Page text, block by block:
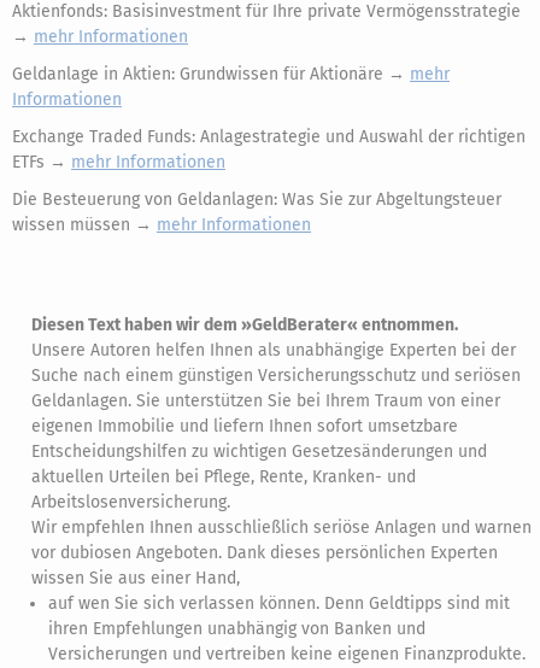
Aktienfonds: Basisinvestment für Ihre private Vermögensstrategie
→ mehr Informationen
Geldanlage in Aktien: Grundwissen für Aktionäre → mehr
Informationen
Exchange Traded Funds: Anlagestrategie und Auswahl der richtigen
ETFs → mehr Informationen
Die Besteuerung von Geldanlagen: Was Sie zur Abgeltungsteuer
wissen müssen → mehr Informationen
Diesen Text haben wir dem »GeldBerater« entnommen.
Unsere Autoren helfen Ihnen als unabhängige Experten bei der
Suche nach einem günstigen Versicherungsschutz und seriösen
Geldanlagen. Sie unterstützen Sie bei Ihrem Traum von einer
eigenen Immobilie und liefern Ihnen sofort umsetzbare
Entscheidungshilfen zu wichtigen Gesetzesänderungen und
aktuellen Urteilen bei Pflege, Rente, Kranken- und
Arbeitslosenversicherung.
Wir empfehlen Ihnen ausschließlich seriöse Anlagen und warnen
vor dubiosen Angeboten. Dank dieses persönlichen Experten
wissen Sie aus einer Hand,
auf wen Sie sich verlassen können. Denn Geldtipps sind mit
ihren Empfehlungen unabhängig von Banken und
Versicherungen und vertreiben keine eigenen Finanzprodukte.